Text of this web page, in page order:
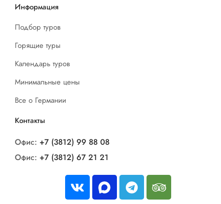
Информация
Подбор туров
Горящие туры
Календарь туров
Минимальные цены
Все о Германии
Контакты
Офис: +7 (3812) 99 88 08
Офис: +7 (3812) 67 21 21